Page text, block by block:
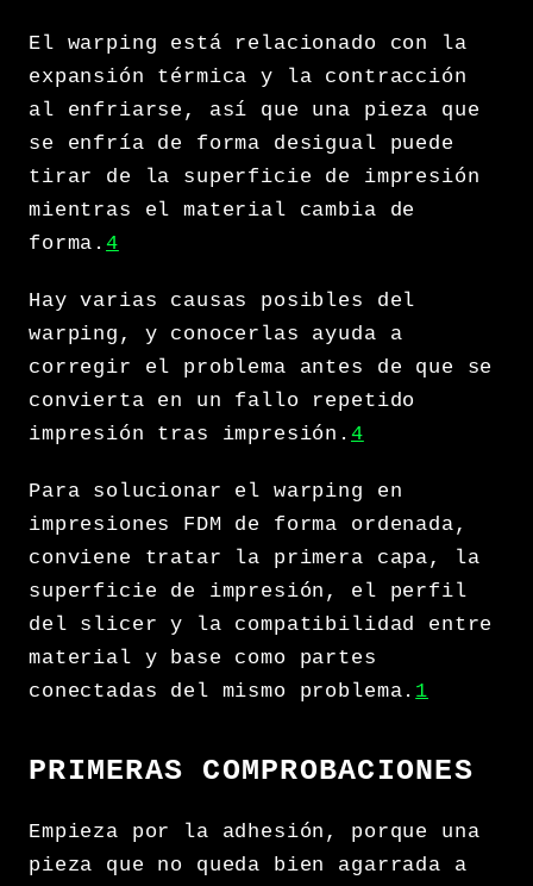
El warping está relacionado con la
expansión térmica y la contracción
al enfriarse, así que una pieza que
se enfría de forma desigual puede
tirar de la superficie de impresión
mientras el material cambia de
forma.4
Hay varias causas posibles del
warping, y conocerlas ayuda a
corregir el problema antes de que se
convierta en un fallo repetido
impresión tras impresión. 4
Para solucionar el warping en
impresiones FDM de forma ordenada,
conviene tratar la primera capa, la
superficie de impresión, el perfil
del slicer y la compatibilidad entre
material y base como partes
conectadas del mismo problema. 1
PRIMERAS COMPROBACIONES
Empieza por la adhesión, porque una
pieza que no queda bien agarrada a